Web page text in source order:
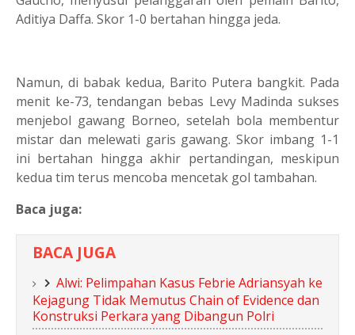
Aditiya Daffa. Skor 1-0 bertahan hingga jeda.
Namun, di babak kedua, Barito Putera bangkit. Pada
menit ke-73, tendangan bebas Levy Madinda sukses
menjebol gawang Borneo, setelah bola membentur
mistar dan melewati garis gawang. Skor imbang 1-1
ini bertahan hingga akhir pertandingan, meskipun
kedua tim terus mencoba mencetak gol tambahan.
Baca juga:
BACA JUGA
Alwi: Pelimpahan Kasus Febrie Adriansyah ke
Kejagung Tidak Memutus Chain of Evidence dan
Konstruksi Perkara yang Dibangun Polri